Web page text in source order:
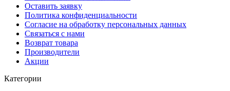
Оставить заявку
Политика конфиденциальности
Согласие на обработку персональных данных
Связаться с нами
Возврат товара
Производители
Акции
Категории